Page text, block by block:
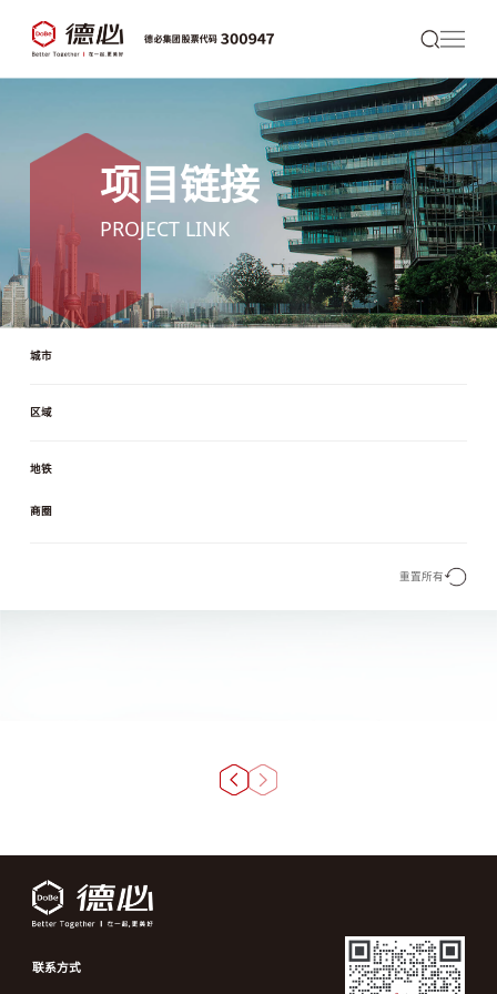
项目链接
PROJECT LINK
城市
区域
地铁
商圈
重置所有
联系方式